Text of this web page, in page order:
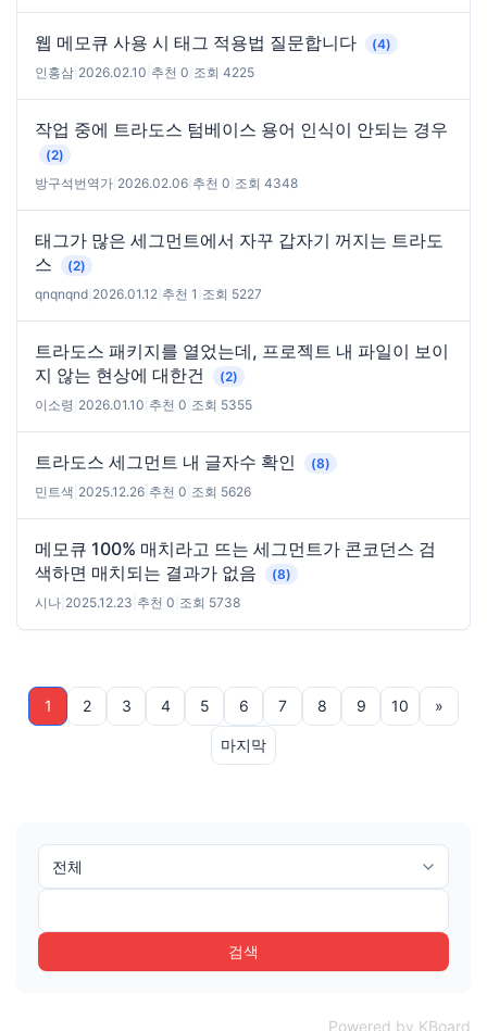
웹 메모큐 사용 시 태그 적용법 질문합니다
(4)
인홍삼 2026.02.10 추천 0 조회 4225
작업 중에 트라도스 텀베이스 용어 인식이 안되는 경우
(2)
방구석번역가 2026.02.06 추천 0 조회 4348
태그가 많은 세그먼트에서 자꾸 갑자기 꺼지는 트라도
스
(2)
qnqnqnd 2026.01.12 추천 1 조회 5227
트라도스 패키지를 열었는데, 프로젝트 내 파일이 보이
지 않는 현상에 대한건
(2)
이소령 2026.01.10 추천 0 조회 5355
트라도스 세그먼트 내 글자수 확인
(8)
민트색 2025.12.26 추천 0 조회 5626
메모큐 100% 매치라고 뜨는 세그먼트가 콘코던스 검
색하면 매치되는 결과가 없음
(8)
시나 2025.12.23 추천 0 조회 5738
1 2 3 4 5 6 7 8 9 10 »
마지막
검색
Powered by KBoard